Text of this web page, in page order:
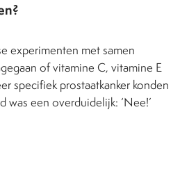
experimenten met samen
of vitamine C, vitamine E
specifiek prostaatkanker konden
een overduidelijk: ‘Nee!’